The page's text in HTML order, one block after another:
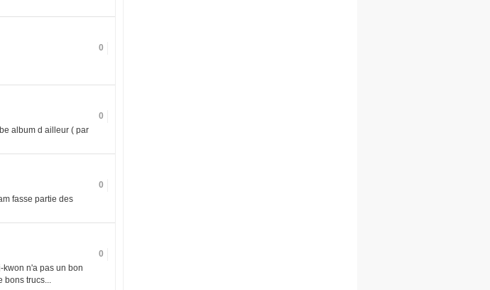
0
0
album d ailleur ( par
0
fasse partie des
0
kwon n'a pas un bon
trucs...